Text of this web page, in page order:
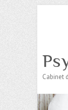
Cabinet